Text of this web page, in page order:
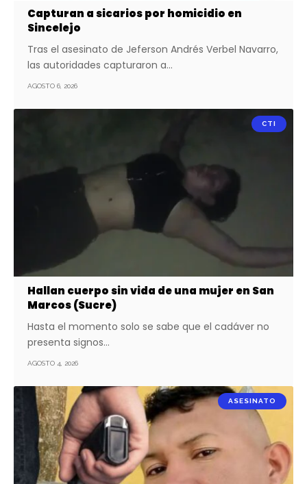
Capturan a sicarios por homicidio en
Sincelejo
Tras el asesinato de Jeferson Andrés Verbel Navarro,
las autoridades capturaron a…
AGOSTO 6, 2026
CTI
Hallan cuerpo sin vida de una mujer en San
Marcos (Sucre)
Hasta el momento solo se sabe que el cadáver no
presenta signos…
AGOSTO 4, 2026
ASESINATO